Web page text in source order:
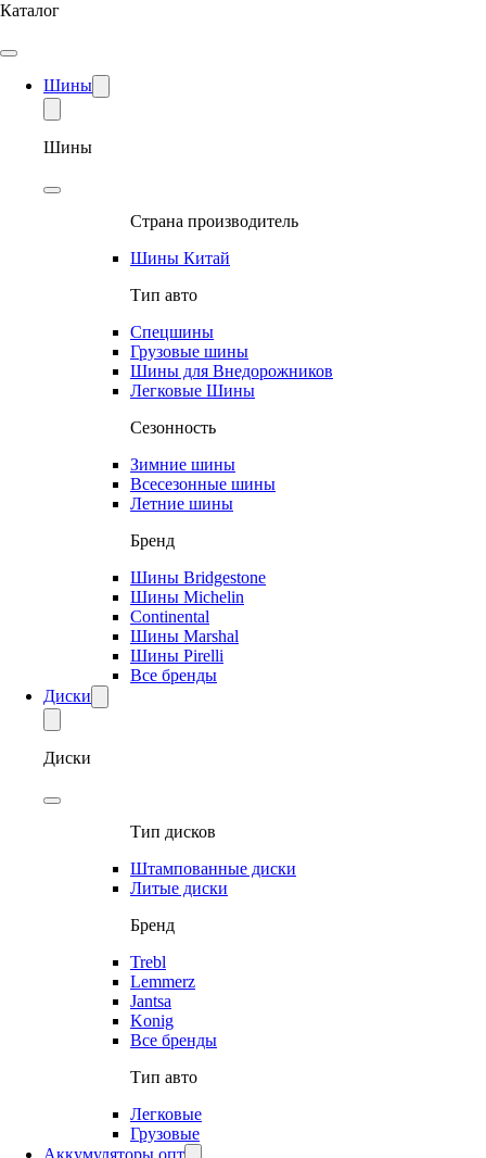
Каталог
Шины
Шины
Страна производитель
Шины Китай
Тип авто
Спецшины
Грузовые шины
Шины для Внедорожников
Легковые Шины
Сезонность
Зимние шины
Всесезонные шины
Летние шины
Бренд
Шины Bridgestone
Шины Michelin
Continental
Шины Marshal
Шины Pirelli
Все бренды
Диски
Диски
Тип дисков
Штампованные диски
Литые диски
Бренд
Trebl
Lemmerz
Jantsa
Konig
Все бренды
Тип авто
Легковые
Грузовые
Аккумуляторы опт